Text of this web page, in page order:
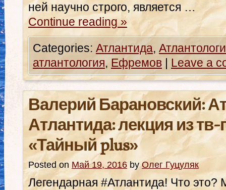
ней научно строго, является …
Continue reading»
Categories: Атлантида,
атлантология, Ефремов | Leave a
Валерий Барановский:
Атлантида: лекция из
«Тайный plus»
Posted on Май 19, 2016 by Олег Гуцуляк
Легендарная ‪#‎Атлантида‬! Что